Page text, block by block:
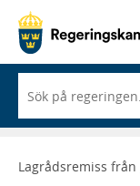
du
börjar
skriva
framträder
Lagrådsremiss från